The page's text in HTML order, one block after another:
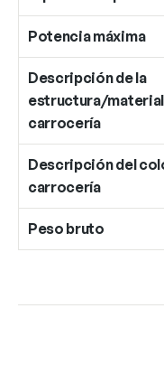
Potencia máxima
Descripción de la
estructura/material
carrocería
Descripción del
carrocería
Peso bruto